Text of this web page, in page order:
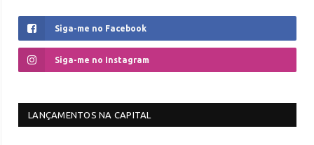
Siga-me no Facebook
Siga-me no Instagram
LANÇAMENTOS NA CAPITAL